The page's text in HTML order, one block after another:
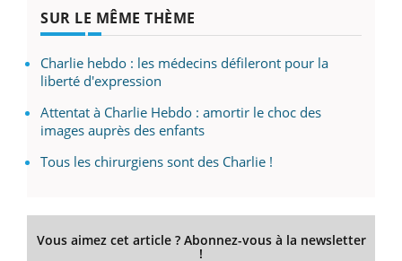
SUR LE MÊME THÈME
Charlie hebdo : les médecins défileront pour la
liberté d'expression
Attentat à Charlie Hebdo : amortir le choc des
images auprès des enfants
Tous les chirurgiens sont des Charlie !
Vous aimez cet article ? Abonnez-vous à la newsletter
!